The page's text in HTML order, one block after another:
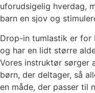
uforudsigelig hverdag,
barn en sjov og
Drop-in tumlastik er for
og har en lidt større
Vores instruktør sørger
børn, der deltager, så
en måde, der passer til